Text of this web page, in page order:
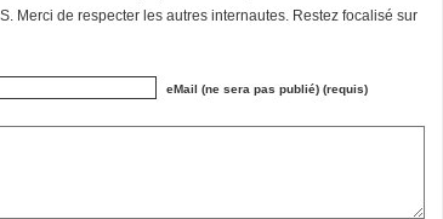
Merci de respecter les autres internautes. Restez focalisé sur
eMail (ne sera pas publié) (requis)